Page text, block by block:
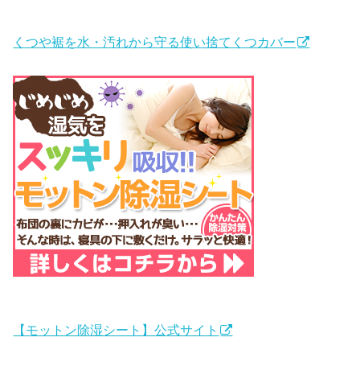
くつや裾を水・汚れから守る使い捨てくつカバー
【モットン除湿シート】公式サイト